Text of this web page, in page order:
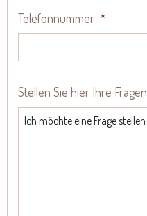
Telefonnummer *
Stellen Sie hier Ihre Fragen